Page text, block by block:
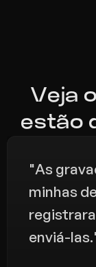
Veja
estão
"As
minhas
enviá-